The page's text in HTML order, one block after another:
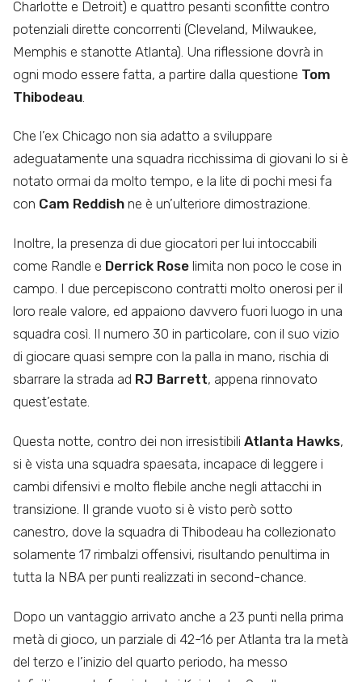
Charlotte e Detroit) e quattro pesanti sconfitte contro
potenziali dirette concorrenti (Cleveland, Milwaukee,
Memphis e stanotte Atlanta). Una riflessione dovrà in
ogni modo essere fatta, a partire dalla questione Tom
Thibodeau
Che l’ex Chicago non sia adatto a sviluppare
adeguatamente una squadra ricchissima di giovani lo si è
notato ormai da molto tempo, e la lite di pochi mesi fa
con Cam Reddish ne è un’ulteriore dimostrazione.
Inoltre, la presenza di due giocatori per lui intoccabili
come Randle e Derrick Rose limita non poco le cose in
campo. I due percepiscono contratti molto onerosi per il
loro reale valore, ed appaiono davvero fuori luogo in una
squadra così. Il numero 30 in particolare, con il suo vizio
di giocare quasi sempre con la palla in mano, rischia di
sbarrare la strada ad RJ Barrett, appena rinnovato
quest’estate.
Questa notte, contro dei non irresistibili Atlanta Hawks,
si è vista una squadra spaesata, incapace di leggere i
cambi difensivi e molto flebile anche negli attacchi in
transizione. Il grande vuoto si è visto però sotto
canestro, dove la squadra di Thibodeau ha collezionato
solamente 17 rimbalzi offensivi, risultando penultima in
tutta la NBA per punti realizzati in second-chance.
Dopo un vantaggio arrivato anche a 23 punti nella prima
metà di gioco, un parziale di 42-16 per Atlanta tra la metà
del terzo e l’inizio del quarto periodo, ha messo